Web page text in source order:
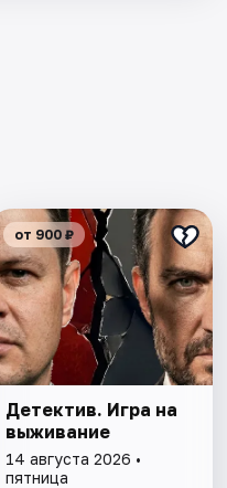
от 900 ₽
Детектив. Игра на
выживание
14 августа 2026 •
пятница